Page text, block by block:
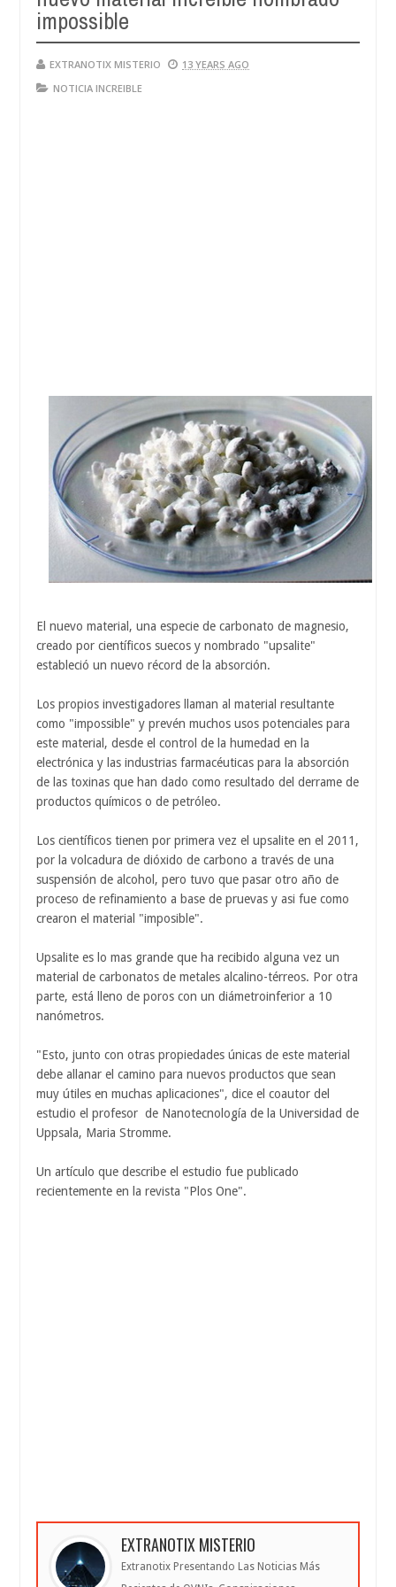
impossible
EXTRANOTIX MISTERIO
13 YEARS AGO
NOTICIA INCREIBLE
El nuevo material, una especie de carbonato de magnesio,
creado por científicos suecos y nombrado "upsalite"
estableció un nuevo récord de la absorción.
Los propios investigadores llaman al material resultante
como "impossible" y prevén muchos usos potenciales para
este material, desde el control de la humedad en la
electrónica y las industrias farmacéuticas para la absorción
de las toxinas que han dado como resultado del derrame de
productos químicos o de petróleo.
Los científicos tienen por primera vez el upsalite en el 2011,
por la volcadura de dióxido de carbono a través de una
suspensión de alcohol, pero tuvo que pasar otro año de
proceso de refinamiento a base de pruevas y asi fue como
crearon el material "imposible".
Upsalite es lo mas grande que ha recibido alguna vez un
material de carbonatos de metales alcalino-térreos. Por otra
parte, está lleno de poros con un diámetroinferior a 10
nanómetros.
"Esto, junto con otras propiedades únicas de este material
debe allanar el camino para nuevos productos que sean
muy útiles en muchas aplicaciones", dice el coautor del
estudio el profesor de Nanotecnología de la Universidad de
Uppsala, Maria Stromme.
Un artículo que describe el estudio fue publicado
recientemente en la revista "Plos One".
EXTRANOTIX MISTERIO
Extranotix Presentando Las Noticias Más